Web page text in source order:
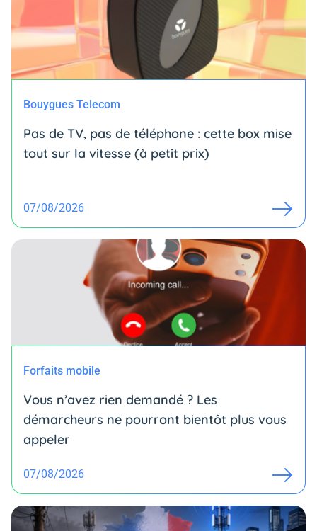
Bouygues Telecom
Pas de TV, pas de téléphone : cette box mise
tout sur la vitesse (à petit prix)
07/08/2026
Forfaits mobile
Vous n’avez rien demandé ? Les
démarcheurs ne pourront bientôt plus vous
appeler
07/08/2026